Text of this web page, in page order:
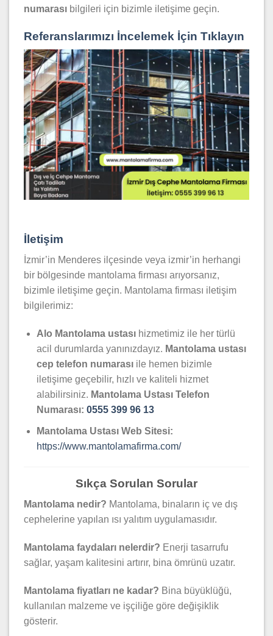
numarası bilgileri için bizimle iletişime geçin.
Referanslarımızı İncelemek İçin Tıklayın
İletişim
İzmir’in Menderes ilçesinde veya izmir’in herhangi
bir bölgesinde mantolama firması arıyorsanız,
bizimle iletişime geçin. Mantolama firması iletişim
bilgilerimiz:
Alo Mantolama ustasıhizmetimiz ile her türlü
acil durumlarda yanınızdayız. Mantolama ustası
cep telefon numarasıile hemen bizimle
iletişime geçebilir, hızlı ve kaliteli hizmet
alabilirsiniz. Mantolama Ustası Telefon
Numarası: 0555 399 96 13
Mantolama Ustası Web Sitesi:
https://www.mantolamafirma.com/
Sıkça Sorulan Sorular
Mantolama nedir? Mantolama, binaların iç ve dış
cephelerine yapılan ısı yalıtım uygulamasıdır.
Mantolama faydaları nelerdir? Enerji tasarrufu
sağlar, yaşam kalitesini artırır, bina ömrünü uzatır.
Mantolama fiyatları ne kadar? Bina büyüklüğü,
kullanılan malzeme ve işçiliğe göre değişiklik
gösterir.